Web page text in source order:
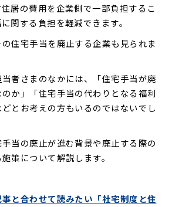
居の費用を企業側で一部負担するこ
関する負担を軽減できます。
住宅手当を廃止する企業も見られま
者さまのなかには、「住宅手当が廃
か」「住宅手当の代わりとなる福利
とお考えの方もいるのではないでし
当の廃止が進む背景や廃止する際の
策について解説します。
と合わせて読みたい「社宅制度と住